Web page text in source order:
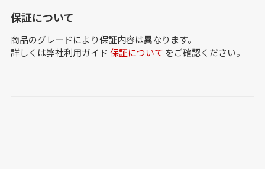
保証について
商品のグレードにより保証内容は異なります。
詳しくは弊社利用ガイド 保証について をご確認ください。